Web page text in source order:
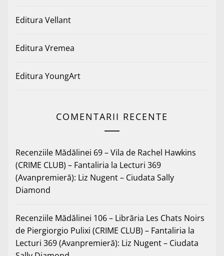
Editura Vellant
Editura Vremea
Editura YoungArt
COMENTARII RECENTE
Recenziile Mădălinei 69 – Vila de Rachel Hawkins
(CRIME CLUB) – Fantaliria la Lecturi 369
(Avanpremieră): Liz Nugent – Ciudata Sally
Diamond
Recenziile Mădălinei 106 – Librăria Les Chats Noirs
de Piergiorgio Pulixi (CRIME CLUB) – Fantaliria la
Lecturi 369 (Avanpremieră): Liz Nugent – Ciudata